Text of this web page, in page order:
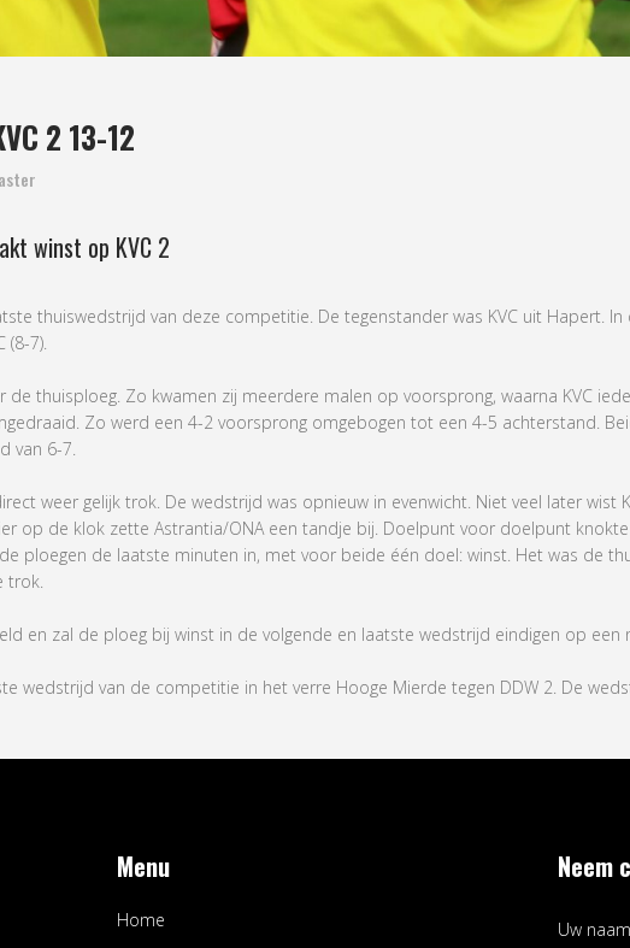
2 13-12
winst op KVC 2
thuiswedstrijd van deze competitie. De tegenstander was KVC uit Hapert.
(8-7).
thuisploeg. Zo kwamen zij meerdere malen op voorsprong, waarna KVC
Zo werd een 4-2 voorsprong omgebogen tot een 4-5 achterstand.
van 6-7.
weer gelijk trok. De wedstrijd was opnieuw in evenwicht. Niet veel later wist
op de klok zette Astrantia/ONA een tandje bij. Doelpunt voor doelpunt
ploegen de laatste minuten in, met voor beide één doel: winst. Het was de
trok.
en zal de ploeg bij winst in de volgende en laatste wedstrijd eindigen op een
wedstrijd van de competitie in het verre Hooge Mierde tegen DDW 2. De
Menu
Home
Neem
Uw